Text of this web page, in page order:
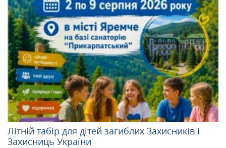
Літній табір для дітей загиблих Захисників і
Захисниць України